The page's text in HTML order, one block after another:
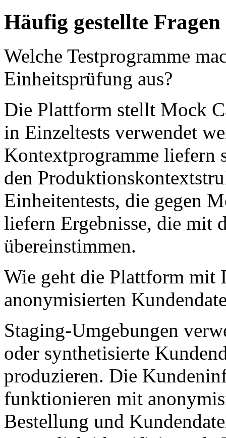
Häufig gestellte
Welche Testprogramme
Einheitsprüfung aus?
Die Plattform stellt Mock
in Einzeltests verwendet
Kontextprogramme liefern
den
Einheitentests, die gegen
liefern Ergebnisse, die mit
übereinstimmen.
Wie geht die Plattform mit
anonymisierten
Staging-Umgebungen
oder synthetisierte
produzieren. Die
funktionieren mit
Bestellung und